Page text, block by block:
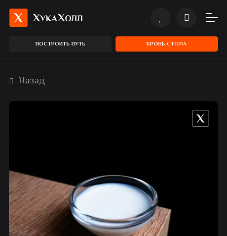
ПОСТРОИТЬ ПУТЬ БРОНЬ СТОЛА
Назад